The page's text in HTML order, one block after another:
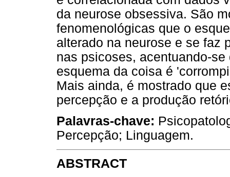
da neurose obsessiva. São
fenomenológicas que o
alterado na neurose e se faz
nas psicoses, acentuando-
esquema da coisa é
Mais ainda, é mostrado que
percepção e a produção
Palavras-chave:
Percepção; Linguagem.
ABSTRACT